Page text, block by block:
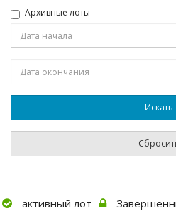
Архивные лоты
- активный лот -